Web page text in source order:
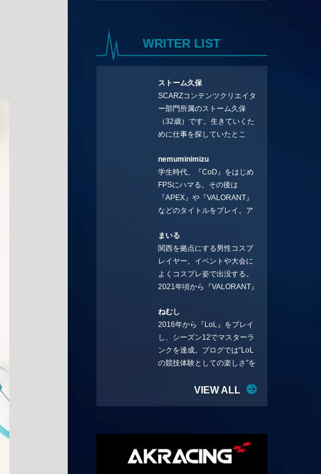
WRITER LIST
ストーム久保
SCARZコンテンツクリエイタ
ー部門所属のストーム久保
（32歳）です。生きていくた
めに仕事を探していたとこ
コラムを連載させてもらえる
ことになりました。言いたい
ことを言っていきます。X：
https://x.com/stormKUBO
YouTube：
rmKUBO
nemuminimizu
学生時代、『CoD』をはじめ
FPSにハマる。その後は
『APEX』や『VALORANT』
などのタイトルをプレイ。ア
BGMなどを手掛ける作曲家と
フリーランスのライターの二
足の草鞋を履いて幅広く活動
中。無類のラーメン好き！
Twitter:@ongakucas
まいる
関西を拠点にする男性コスプ
レイヤー。イベントや大会に
よくコスプレ姿で出没する。
2021年頃から『VALORANT』
続ける。現在の推しチームは
「CREST GAMING」。X：
@mlunias（Photo by
Subaru.F.）
ねむし
2016年から『LoL』をプレイ
し、シーズン12でマスターラ
ンクを達成。ブログでは”LoL
の競技体験としての楽しさ”を
リーを愛し、元ADCメイン
VIEW ALL